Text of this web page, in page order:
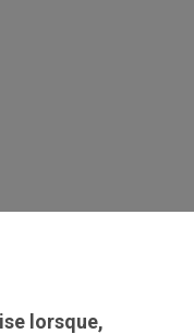
lorsque,